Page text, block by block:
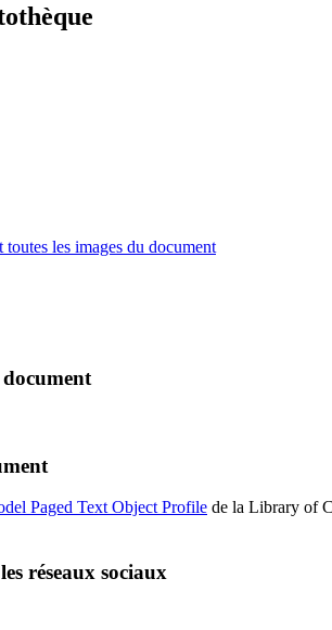
les images du document
Paged Text Object Profile de la Library of
réseaux sociaux